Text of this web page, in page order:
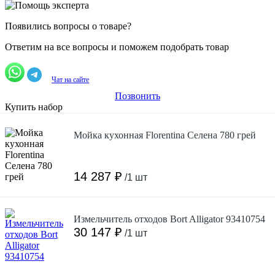
Появились вопросы о товаре?
Ответим на все вопросы и поможем подобрать товар
Чат на сайте
Позвонить
Купить набор
Мойка кухонная Florentina Селена 780 грей
14 287 ₽ /1 шт
Измельчитель отходов Bort Alligator 93410754
30 147 ₽ /1 шт